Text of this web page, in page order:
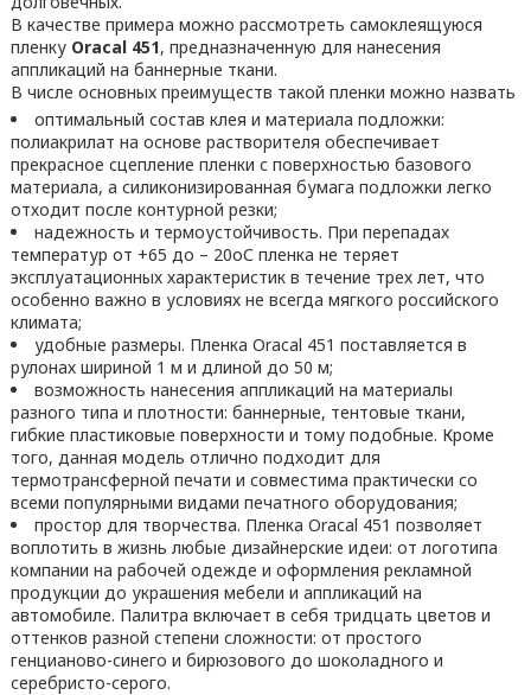
В качестве примера можно рассмотреть самоклеящуюся
пленку Oracal 451, предназначенную для нанесения
аппликаций на баннерные ткани.
В числе основных преимуществ такой пленки можно назвать
оптимальный состав клея и материала подложки:
полиакрилат на основе растворителя обеспечивает
прекрасное сцепление пленки с поверхностью базового
материала, а силиконизированная бумага подложки легко
отходит после контурной резки;
надежность и термоустойчивость. При перепадах
температур от +65 до – 20оС пленка не теряет
эксплуатационных характеристик в течение трех лет, что
особенно важно в условиях не всегда мягкого российского
климата;
удобные размеры. Пленка Oracal 451 поставляется в
рулонах шириной 1 м и длиной до 50 м;
возможность нанесения аппликаций на материалы
разного типа и плотности: баннерные, тентовые ткани,
гибкие пластиковые поверхности и тому подобные. Кроме
того, данная модель отлично подходит для
термотрансферной печати и совместима практически со
всеми популярными видами печатного оборудования;
простор для творчества. Пленка Oracal 451 позволяет
воплотить в жизнь любые дизайнерские идеи: от логотипа
компании на рабочей одежде и оформления рекламной
продукции до украшения мебели и аппликаций на
автомобиле. Палитра включает в себя тридцать цветов и
оттенков разной степени сложности: от простого
генцианово-синего и бирюзового до шоколадного и
серебристо-серого.